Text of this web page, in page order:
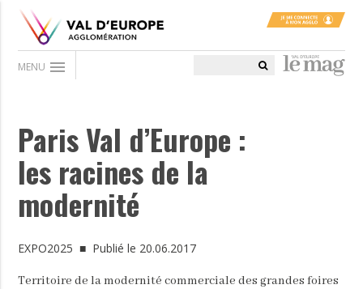
MENU menu
Paris Val d’Europe :
les racines de la
modernité
EXPO2025 ■ Publié le 20.06.2017
Territoire de la modernité commerciale des grandes foires